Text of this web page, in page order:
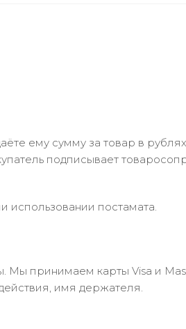
ему сумму за товар в
подписывает
использовании постамата.
принимаем карты Visa и
имя держателя.